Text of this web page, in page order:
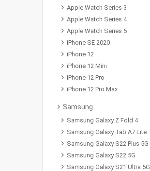
Apple Watch Series 3
Apple Watch Series 4
Apple Watch Series 5
iPhone SE 2020
iPhone 12
iPhone 12 Mini
iPhone 12 Pro
iPhone 12 Pro Max
Samsung
Samsung Galaxy Z Fold 4
Samsung Galaxy Tab A7 Lite
Samsung Galaxy S22 Plus 5G
Samsung Galaxy S22 5G
Samsung Galaxy S21 Ultra 5G